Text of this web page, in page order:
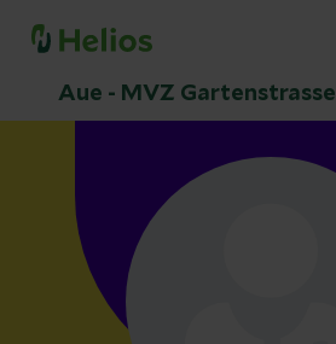
Aue - MVZ Gartenstrasse